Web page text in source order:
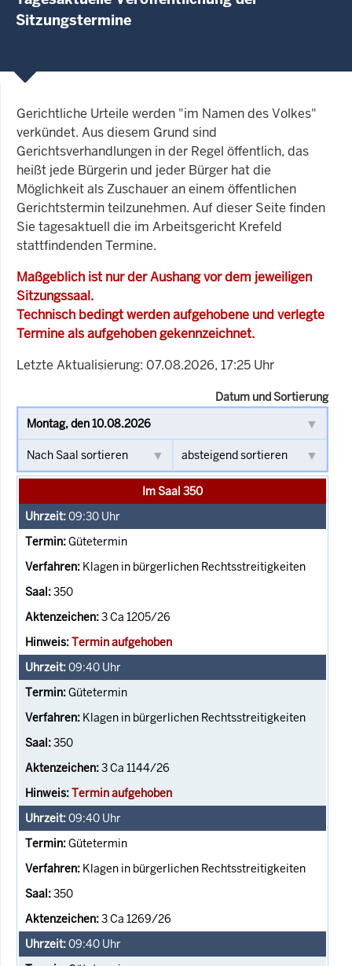
Sitzungstermine
Gerichtliche Urteile werden "im Namen des Volkes"
verkündet. Aus diesem Grund sind
Gerichtsverhandlungen in der Regel öffentlich, das
heißt jede Bürgerin und jeder Bürger hat die
Möglichkeit als Zuschauer an einem öffentlichen
Gerichtstermin teilzunehmen. Auf dieser Seite finden
Sie tagesaktuell die im Arbeitsgericht Krefeld
stattfindenden Termine.
Maßgeblich ist nur der Aushang vor dem jeweiligen
Sitzungssaal.
Technisch bedingt werden aufgehobene und verlegte
Termine als aufgehoben gekennzeichnet.
Letzte Aktualisierung: 07.08.2026, 17:25 Uhr
Datum und Sortierung
Im Saal 350
09:30 Uhr
Gütetermin
Klagen in bürgerlichen Rechtsstreitigkeiten
350
3 Ca 1205/26
Termin aufgehoben
09:40 Uhr
Gütetermin
Klagen in bürgerlichen Rechtsstreitigkeiten
350
3 Ca 1144/26
Termin aufgehoben
09:40 Uhr
Gütetermin
Klagen in bürgerlichen Rechtsstreitigkeiten
350
3 Ca 1269/26
09:40 Uhr